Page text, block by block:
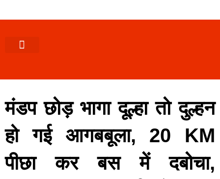
मंडप छोड़ भागा दूल्हा तो दुल्हन
हो गई आगबबूला, 20 KM
पीछा कर बस में दबोचा,